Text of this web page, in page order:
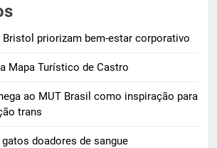
Bristol priorizam bem-estar corporativo
Mapa Turístico de Castro
ao MUT Brasil como inspiração para
trans
gatos doadores de sangue